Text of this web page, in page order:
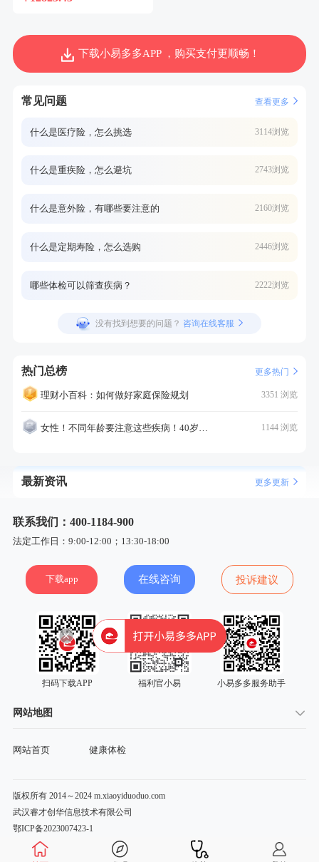
下载小易多多APP ，购买支付更顺畅！
常见问题 查看更多
什么是医疗险，怎么挑选 3114浏览
什么是重疾险，怎么避坑 2743浏览
什么是意外险，有哪些要注意的 2160浏览
什么是定期寿险，怎么选购 2446浏览
哪些体检可以筛查疾病？ 2222浏览
没有找到想要的问题？ 咨询在线客服
热门总榜 更多热门
理财小百科：如何做好家庭保险规划 3351 浏览
女性！不同年龄要注意这些疾病！40岁的这个疾病最需要注意！ 1144 浏览
最新资讯 更多更新
联系我们：400-1184-900
法定工作日：9:00-12:00；13:30-18:00
下载app 在线咨询 投诉建议
扫码下载APP 福利官小易 小易多多服务助手
网站地图
网站首页 健康体检
版权所有 2014～2024 m.xiaoyiduoduo.com
武汉睿才创华信息技术有限公司
鄂ICP备2023007423-1